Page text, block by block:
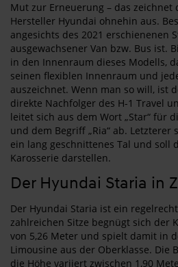
Mut zur Erneuerung – das zeichnet
Hersteller Hyundai ohnehin aus.
angesichts des 2021 erschienenen
ausgewachsener Van bzw. Bus ist.
in den Innenraum dieses Modells,
seinen flexiblen Innenraum und
auszeichnet. Wenn man so will, ist
direkte Nachfolger des H-1 Travel
leitet sich aus dem Wort „Star“ für
und dem Begriff „Ria“ ab.
ein lang geschnittenes Tal und soll
Karosserie darstellen.
Der Hyundai Staria in
Der Hyundai Staria ist ein
zahlreichen Sitze begnügt sich der
von 5,26 Meter und spielt damit in
Limousine aus der Oberklasse. Die
die Höhe variiert zwischen 1,90